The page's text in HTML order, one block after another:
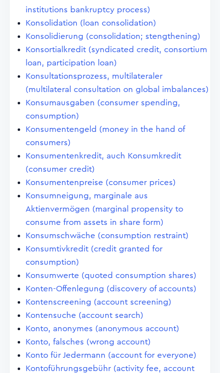
institutions bankruptcy process)
Konsolidation (loan consolidation)
Konsolidierung (consolidation; stengthening)
Konsortialkredit (syndicated credit, consortium
loan, participation loan)
Konsultationsprozess, multilateraler
(multilateral consultation on global imbalances)
Konsumausgaben (consumer spending,
consumption)
Konsumentengeld (money in the hand of
consumers)
Konsumentenkredit, auch Konsumkredit
(consumer credit)
Konsumentenpreise (consumer prices)
Konsumneigung, marginale aus
Aktienvermögen (marginal propensity to
consume from assets in share form)
Konsumschwäche (consumption restraint)
Konsumtivkredit (credit granted for
consumption)
Konsumwerte (quoted consumption shares)
Konten-Offenlegung (discovery of accounts)
Kontenscreening (account screening)
Kontensuche (account search)
Konto, anonymes (anonymous account)
Konto, falsches (wrong account)
Konto für Jedermann (account for everyone)
Kontoführungsgebühr (activity fee, account